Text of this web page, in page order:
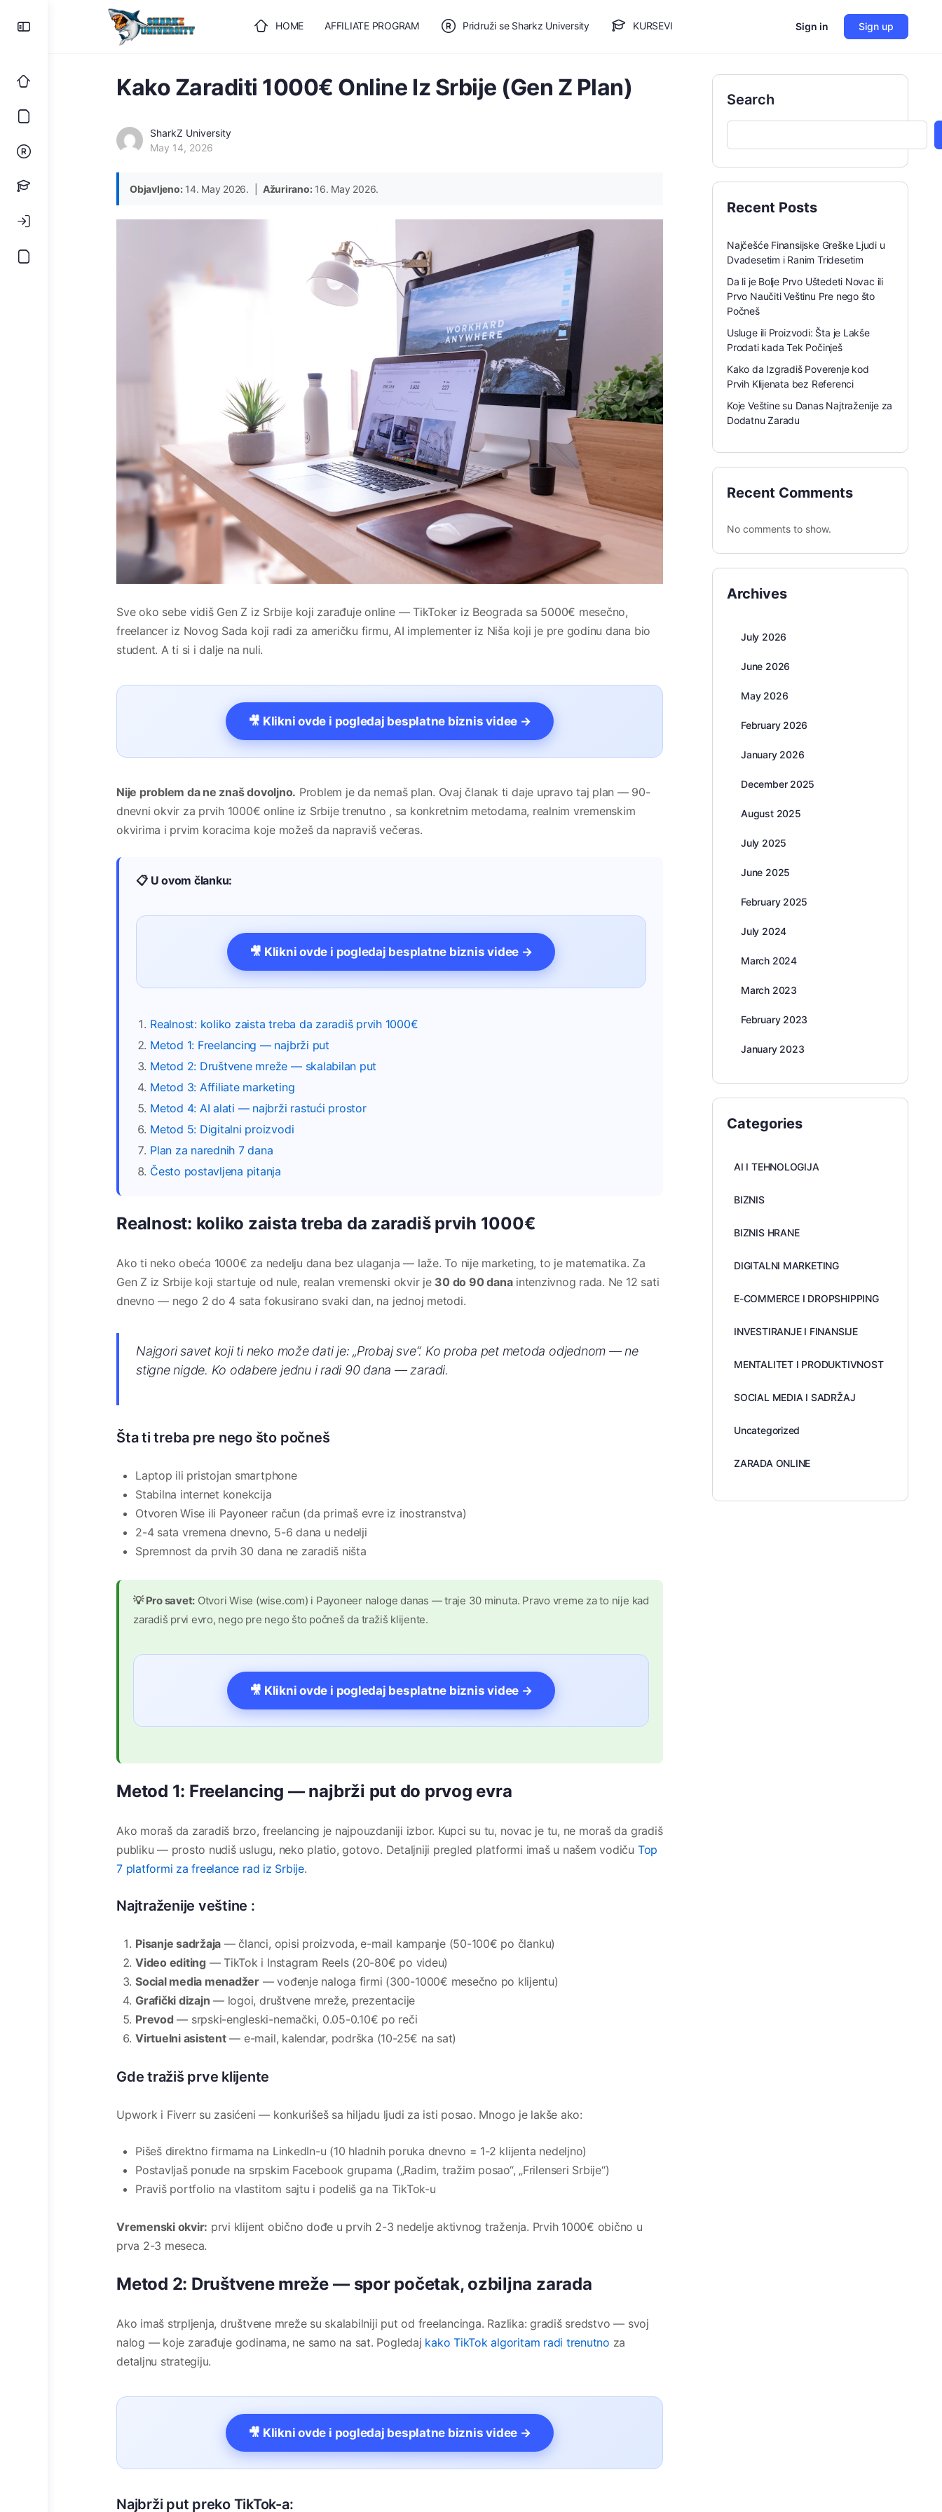
HOME AFFILIATE PROGRAM Pridruži se Sharkz University KURSEVI
ULOGUJTE SE 🎯 BESPLATAN PLAN
Sign in Sign up
Kako Zaraditi 1000€ Online Iz Srbije (Gen Z Plan)
SharkZ University
May 14, 2026
Objavljeno:14. May 2026. | Ažurirano:16. May 2026.
Sve oko sebe vidiš Gen Z iz Srbije koji zarađuje online — TikToker iz Beograda sa 5000€ mesečno,
freelancer iz Novog Sada koji radi za američku firmu, AI implementer iz Niša koji je pre godinu dana bio
student. A ti si i dalje na nuli.
🎥 Klikni ovde i pogledaj besplatne biznis videe →
Nije problem da ne znaš dovoljno. Problem je da nemaš plan. Ovaj članak ti daje upravo taj plan — 90-
dnevni okvir za prvih 1000€ online iz Srbije trenutno , sa konkretnim metodama, realnim vremenskim
okvirima i prvim koracima koje možeš da napraviš večeras.
📋 U ovom članku:
🎥 Klikni ovde i pogledaj besplatne biznis videe →
Realnost: koliko zaista treba da zaradiš prvih 1000€
Metod 1: Freelancing — najbrži put
Metod 2: Društvene mreže — skalabilan put
Metod 3: Affiliate marketing
Metod 4: AI alati — najbrži rastući prostor
Metod 5: Digitalni proizvodi
Plan za narednih 7 dana
Često postavljena pitanja
Realnost: koliko zaista treba da zaradiš prvih 1000€
Ako ti neko obeća 1000€ za nedelju dana bez ulaganja — laže. To nije marketing, to je matematika. Za
Gen Z iz Srbije koji startuje od nule, realan vremenski okvir je 30 do 90 danaintenzivnog rada. Ne 12 sati
dnevno — nego 2 do 4 sata fokusirano svaki dan, na jednoj metodi.
Najgori savet koji ti neko može dati je: „Probaj sve“. Ko proba pet metoda odjednom — ne
stigne nigde. Ko odabere jednu i radi 90 dana — zaradi.
Šta ti treba pre nego što počneš
Laptop ili pristojan smartphone
Stabilna internet konekcija
Otvoren Wise ili Payoneer račun (da primaš evre iz inostranstva)
2-4 sata vremena dnevno, 5-6 dana u nedelji
Spremnost da prvih 30 dana ne zaradiš ništa
💡 Pro savet: Otvori Wise (wise.com) i Payoneer naloge danas — traje 30 minuta. Pravo vreme za to nije kad
zaradiš prvi evro, nego pre nego što počneš da tražiš klijente.
🎥 Klikni ovde i pogledaj besplatne biznis videe →
Metod 1: Freelancing — najbrži put do prvog evra
Ako moraš da zaradiš brzo, freelancing je najpouzdaniji izbor. Kupci su tu, novac je tu, ne moraš da gradiš
publiku — prosto nudiš uslugu, neko platio, gotovo. Detaljniji pregled platformi imaš u našem vodiču Top
7 platformi za freelance rad iz Srbije.
Najtraženije veštine :
Pisanje sadržaja — članci, opisi proizvoda, e-mail kampanje (50-100€ po članku)
Video editing — TikTok i Instagram Reels (20-80€ po videu)
Social media menadžer— vođenje naloga firmi (300-1000€ mesečno po klijentu)
Grafički dizajn — logoi, društvene mreže, prezentacije
Prevod — srpski-engleski-nemački, 0.05-0.10€ po reči
Virtuelni asistent— e-mail, kalendar, podrška (10-25€ na sat)
Gde tražiš prve klijente
Upwork i Fiverr su zasićeni — konkurišeš sa hiljadu ljudi za isti posao. Mnogo je lakše ako:
Pišeš direktno firmama na LinkedIn-u (10 hladnih poruka dnevno = 1-2 klijenta nedeljno)
Postavljaš ponude na srpskim Facebook grupama („Radim, tražim posao“, „Frilenseri Srbije“)
Praviš portfolio na vlastitom sajtu i podeliš ga na TikTok-u
Vremenski okvir: prvi klijent obično dođe u prvih 2-3 nedelje aktivnog traženja. Prvih 1000€ obično u
prva 2-3 meseca.
Metod 2: Društvene mreže — spor početak, ozbiljna zarada
Ako imaš strpljenja, društvene mreže su skalabilniji put od freelancinga. Razlika: gradiš sredstvo — svoj
nalog — koje zarađuje godinama, ne samo na sat. Pogledaj kako TikTok algoritam radi trenutno za
detaljnu strategiju.
🎥 Klikni ovde i pogledaj besplatne biznis videe →
Najbrži put preko TikTok-a:
Search
Recent Posts
Najčešće Finansijske Greške Ljudi u
Dvadesetim i Ranim Tridesetim
Da li je Bolje Prvo Uštedeti Novac ili
Prvo Naučiti Veštinu Pre nego što
Počneš
Usluge ili Proizvodi: Šta je Lakše
Prodati kada Tek Počinješ
Kako da Izgradiš Poverenje kod
Prvih Klijenata bez Referenci
Koje Veštine su Danas Najtraženije za
Dodatnu Zaradu
Recent Comments
No comments to show.
Archives
July 2026
June 2026
May 2026
February 2026
January 2026
December 2025
August 2025
July 2025
June 2025
February 2025
July 2024
March 2024
March 2023
February 2023
January 2023
Categories
AI I TEHNOLOGIJA
BIZNIS
BIZNIS HRANE
DIGITALNI MARKETING
E-COMMERCE I DROPSHIPPING
INVESTIRANJE I FINANSIJE
MENTALITET I PRODUKTIVNOST
SOCIAL MEDIA I SADRŽAJ
Uncategorized
ZARADA ONLINE